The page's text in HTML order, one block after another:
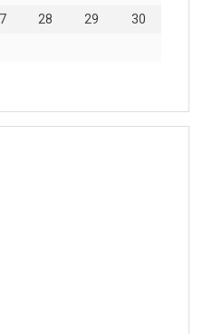
28 29
30